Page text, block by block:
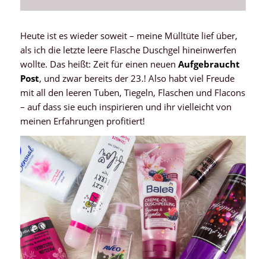
Heute ist es wieder soweit – meine Mülltüte lief über,
als ich die letzte leere Flasche Duschgel hineinwerfen
wollte. Das heißt: Zeit für einen neuen Aufgebraucht
Post, und zwar bereits der 23.! Also habt viel Freude
mit all den leeren Tuben, Tiegeln, Flaschen und Flacons
– auf dass sie euch inspirieren und ihr vielleicht von
meinen Erfahrungen profitiert!